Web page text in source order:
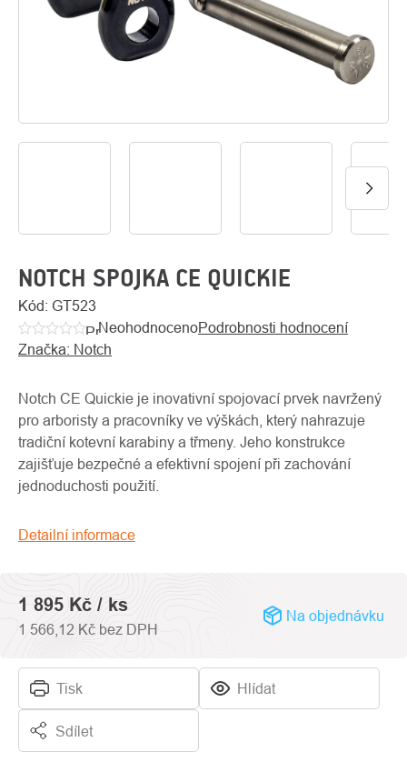
O
NOTCH SPOJKA CE QUICKIE
Kód: GT523
Průměrné
hodnocení
je
0,0
z
5
hvězdiček.
NeohodnocenoPodrobnosti hodnocení
Značka: Notch
Notch CE Quickie je inovativní spojovací prvek navržený
pro arboristy a pracovníky ve výškách, který nahrazuje
tradiční kotevní karabiny a třmeny. Jeho konstrukce
zajišťuje bezpečné a efektivní spojení při zachování
jednoduchosti použití.
Detailní informace
Tisk Hlídat
Sdílet
1 895 Kč / ks
1 566,12 Kč bez DPH
Na objednávku